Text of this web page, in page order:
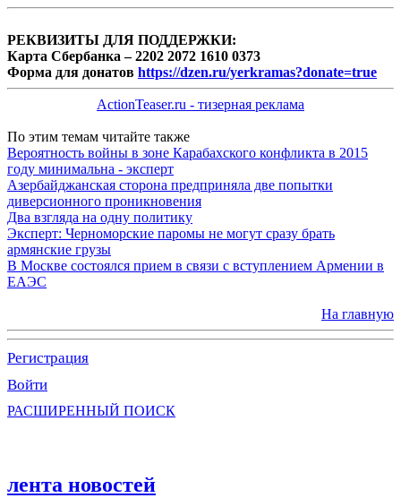
РЕКВИЗИТЫ ДЛЯ ПОДДЕРЖКИ:
Карта Сбербанка – 2202 2072 1610 0373
Форма для донатов https://dzen.ru/yerkramas?donate=true
ActionTeaser.ru - тизерная реклама
По этим темам читайте также
Вероятность войны в зоне Карабахского конфликта в 2015
году минимальна - эксперт
Азербайджанская сторона предприняла две попытки
диверсионного проникновения
Два взгляда на одну политику
Эксперт: Черноморские паромы не могут сразу брать
армянские грузы
В Москве состоялся прием в связи с вступлением Армении в
ЕАЭС
На главную
Регистрация
Войти
РАСШИРЕННЫЙ ПОИСК
лента новостей